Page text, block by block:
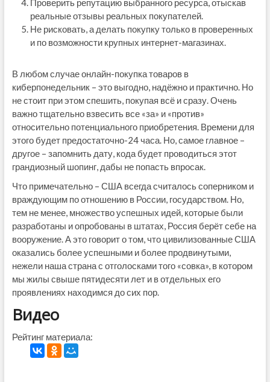
Проверить репутацию выбранного ресурса, отыскав
реальные отзывы реальных покупателей.
Не рисковать, а делать покупку только в проверенных
и по возможности крупных интернет-магазинах.
В любом случае онлайн-покупка товаров в
киберпонедельник – это выгодно, надёжно и практично. Но
не стоит при этом спешить, покупая всё и сразу. Очень
важно тщательно взвесить все «за» и «против»
относительно потенциального приобретения. Времени для
этого будет предостаточно-24 часа. Но, самое главное –
другое – запомнить дату, кода будет проводиться этот
грандиозный шопинг, дабы не попасть впросак.
Что примечательно – США всегда считалось соперником и
враждующим по отношению в России, государством. Но,
тем не менее, множество успешных идей, которые были
разработаны и опробованы в штатах, Россия берёт себе на
вооружение. А это говорит о том, что цивилизованные США
оказались более успешными и более продвинутыми,
нежели наша страна с отголосками того «совка», в котором
мы жилы свыше пятидесяти лет и в отдельных его
проявлениях находимся до сих пор.
Видео
Рейтинг материала: